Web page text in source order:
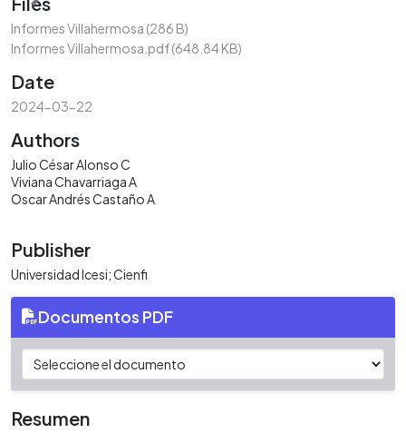
Informes Villahermosa (286 B)
Informes Villahermosa.pdf(648.84 KB)
Date
2024-03-22
Authors
Julio César Alonso C
Viviana Chavarriaga A
Oscar Andrés Castaño A
Publisher
Universidad Icesi; Cienfi
Documentos PDF
Resumen